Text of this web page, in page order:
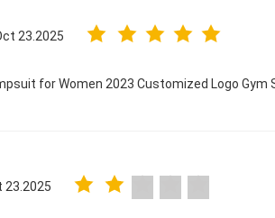
23.2025
for Women 2023 Customized Logo Gym
23.2025